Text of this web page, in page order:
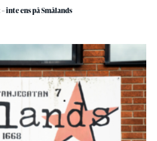
inte ens på Smålands